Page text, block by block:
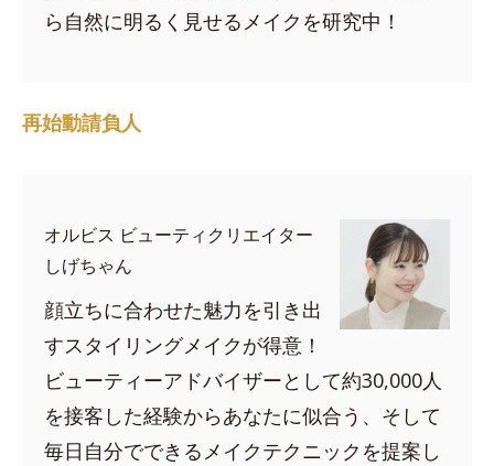
ら自然に明るく見せるメイクを研究中！
再始動請負人
オルビス ビューティクリエイター
しげちゃん
顔立ちに合わせた魅力を引き出
すスタイリングメイクが得意！
ビューティーアドバイザーとして約30,000人
を接客した経験からあなたに似合う、そして
毎日自分でできるメイクテクニックを提案し